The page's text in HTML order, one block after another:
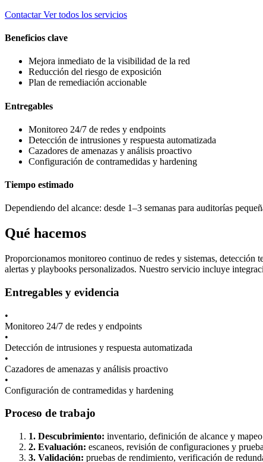
ContactarVer todos los servicios
Beneficios clave
Mejora inmediato de la visibilidad de la red
Reducción del riesgo de exposición
Plan de remediación accionable
Entregables
Monitoreo 24/7 de redes y endpoints
Detección de intrusiones y respuesta automatizada
Cazadores de amenazas y análisis proactivo
Configuración de contramedidas y hardening
Tiempo estimado
Dependiendo del alcance: desde 1–3 semanas para auditorías
Qué hacemos
Proporcionamos monitoreo continuo de redes y sistemas, detección
alertas y playbooks personalizados. Nuestro servicio incluye
Entregables y evidencia
•
Monitoreo 24/7 de redes y endpoints
•
Detección de intrusiones y respuesta automatizada
•
Cazadores de amenazas y análisis proactivo
•
Configuración de contramedidas y hardening
Proceso de trabajo
1. Descubrimiento: inventario, definición de alcance y
2. Evaluación: escaneos, revisión de configuraciones y
3. Validación: pruebas de rendimiento, verificación de